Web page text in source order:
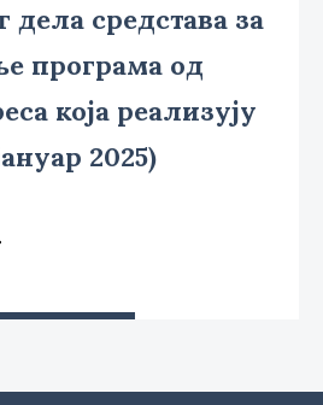
дела средстава за
програма од
која реализују
2025)